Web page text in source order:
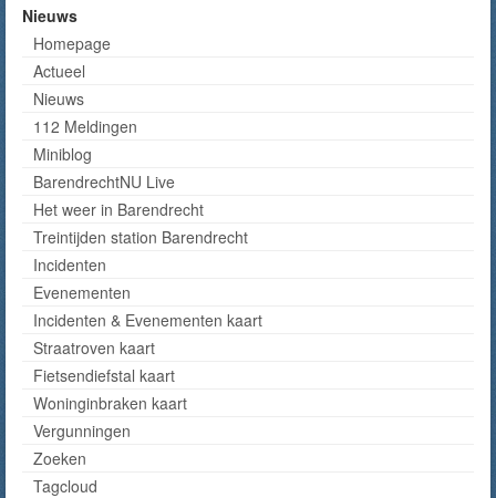
Nieuws
Homepage
Actueel
Nieuws
112 Meldingen
Miniblog
BarendrechtNU Live
Het weer in Barendrecht
Treintijden station Barendrecht
Incidenten
Evenementen
Incidenten & Evenementen kaart
Straatroven kaart
Fietsendiefstal kaart
Woninginbraken kaart
Vergunningen
Zoeken
Tagcloud